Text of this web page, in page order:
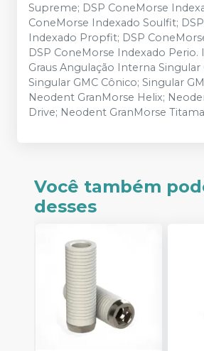
Supreme; DSP ConeMorse
ConeMorse Indexado Soulfit;
Indexado Propfit; DSP
DSP ConeMorse Indexado Perio.
Graus Angulação Interna Singular
Singular GMC Cônico; Singular
Neodent GranMorse Helix;
Drive; Neodent GranMorse
Você também
desses